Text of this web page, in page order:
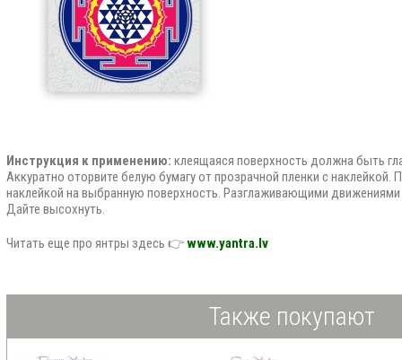
Инструкция к применению: клеящаяся поверхность должна быть
Аккуратно оторвите белую бумагу от прозрачной пленки с наклейкой.
наклейкой на выбранную поверхность. Разглаживающими
Дайте высохнуть.
Читать еще про янтры здесь 👉www.yantra.lv
Также покупают